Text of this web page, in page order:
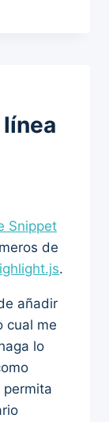
Snippet
de
.
añadir
cual me
lo
permita